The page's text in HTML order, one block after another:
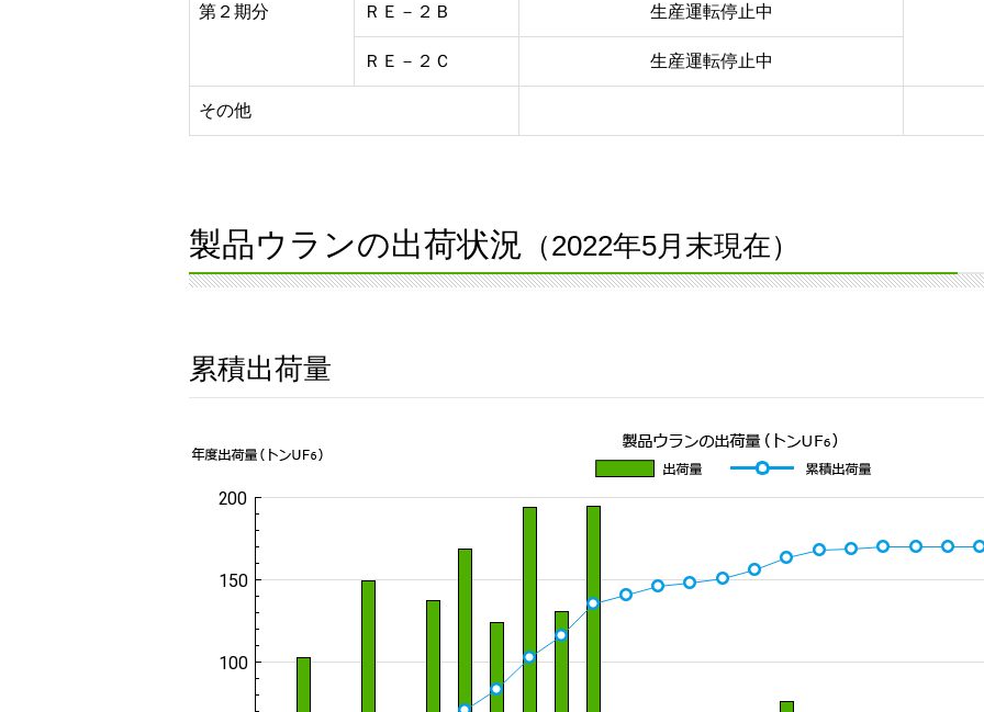
第２期分 ＲＥ－２Ｂ 生産運転停止中
ＲＥ－２Ｃ 生産運転停止中
その他
製品ウランの出荷状況 （2022年5月末現在）
累積出荷量